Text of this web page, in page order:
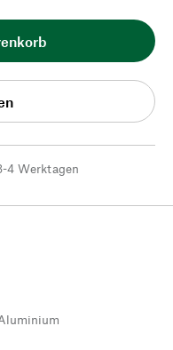
4 Werktagen